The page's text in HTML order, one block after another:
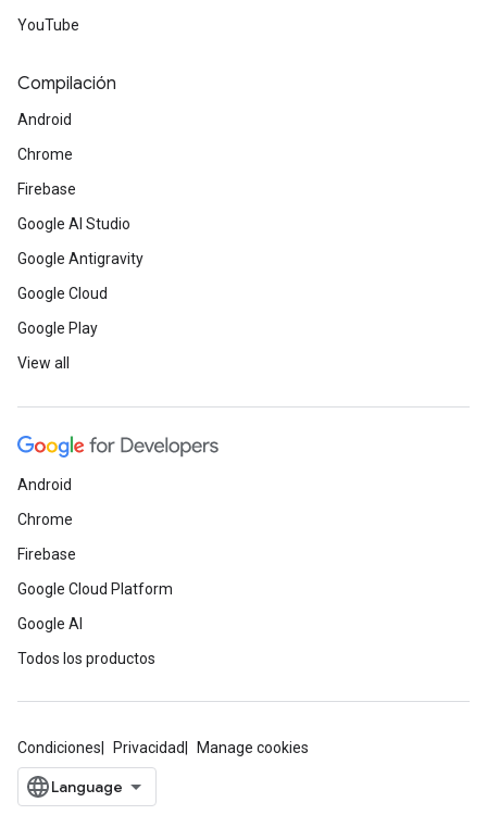
YouTube
Compilación
Android
Chrome
Firebase
Google AI Studio
Google Antigravity
Google Cloud
Google Play
View all
Android
Chrome
Firebase
Google Cloud Platform
Google AI
Todos los productos
Condiciones Privacidad Manage cookies